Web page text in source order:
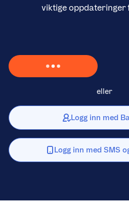
viktige oppdateringer
Laster inn Vipps …
eller
Logg inn med
Logg inn med SMS